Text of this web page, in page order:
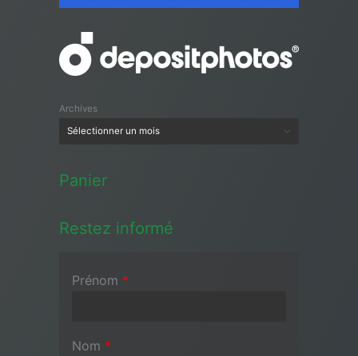
Archives
Panier
Restez informé
Prénom *
Nom *